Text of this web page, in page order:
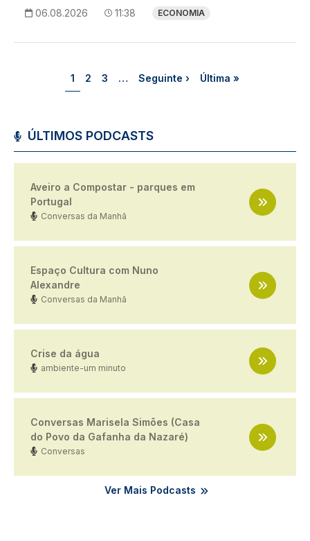
06.08.2026 11:38 ECONOMIA
Página
1 Página
2 Página
3 … Próxima página
Seguinte › Última página
Última »
ÚLTIMOS PODCASTS
Aveiro a Compostar - parques em
Portugal
Conversas da Manhã
Espaço Cultura com Nuno
Alexandre
Conversas da Manhã
Crise da água
ambiente-um minuto
Conversas Marisela Simões (Casa
do Povo da Gafanha da Nazaré)
Conversas
Ver Mais Podcasts